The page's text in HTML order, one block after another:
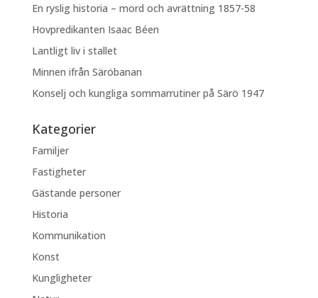
En ryslig historia – mord och avrättning 1857-58
Hovpredikanten Isaac Béen
Lantligt liv i stallet
Minnen ifrån Säröbanan
Konselj och kungliga sommarrutiner på Särö 1947
Kategorier
Familjer
Fastigheter
Gästande personer
Historia
Kommunikation
Konst
Kungligheter